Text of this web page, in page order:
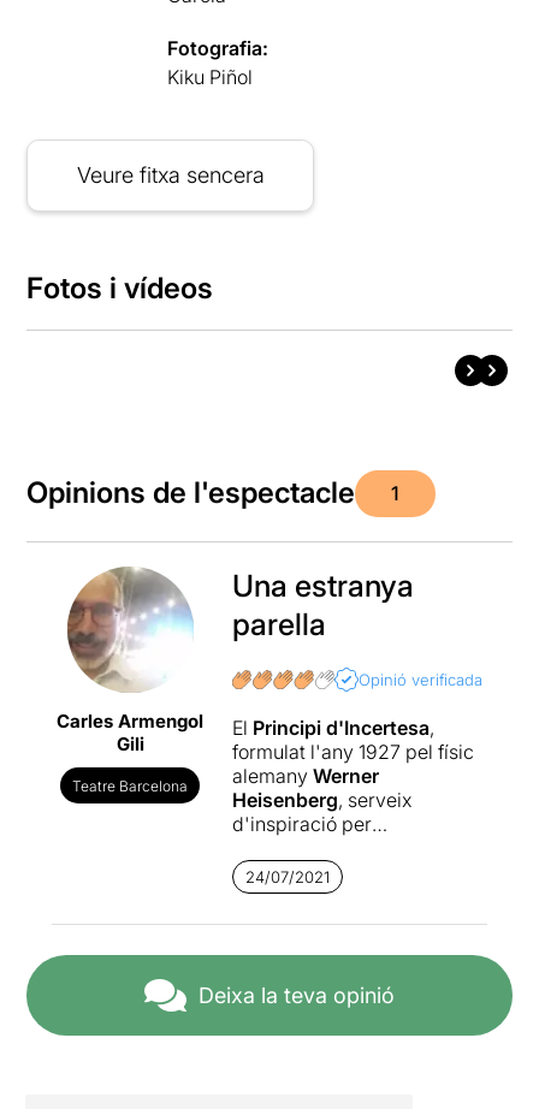
Fotografia:
Kiku Piñol
Veure fitxa sencera
Fotos i vídeos
Opinions de l'espectacle 1
Carles Armengol
Gili
Teatre Barcelona
Una estranya
parella
Opinió verificada
El Principi d'Incertesa,
formulat l'any 1927 pel físic
alemany Werner
Heisenberg, serveix
d'inspiració per
estranya història d'amor
entre dos personatges
gairebé antagònics. Ella és
Ell li porta molts anys de
diferència i és tranquil -
potser fins i tot avorrit-,
24/07/2021
Deixa la teva opinió